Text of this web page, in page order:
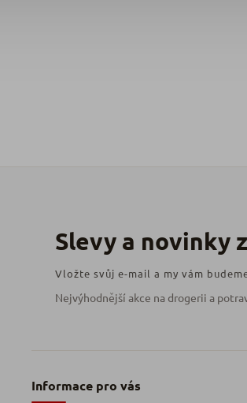
Informace pro vás
Vložte svůj e-mail a my vám